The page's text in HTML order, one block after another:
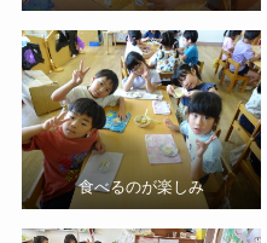
食べるのが楽しみ